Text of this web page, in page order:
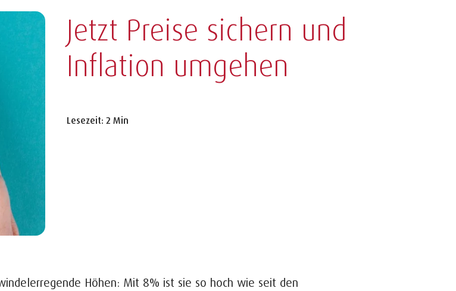
Jetzt Preise sichern und
Inflation umgehen
Lesezeit: 2 Min
Höhen: Mit 8% ist sie so hoch wie seit den